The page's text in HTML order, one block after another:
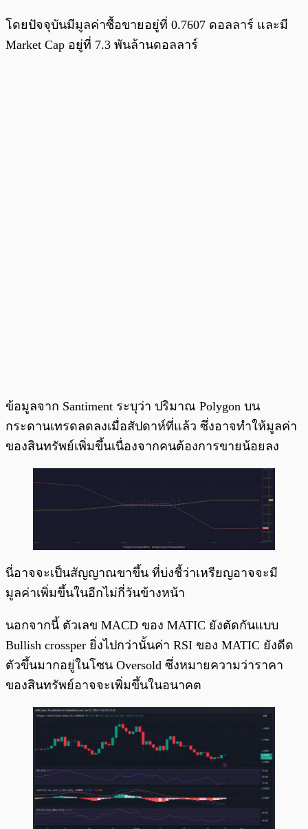
โดยปัจจุบันมีมูลค่าซื้อขายอยู่ที่ 0.7607 ดอลลาร์ และมี
Market Cap อยู่ที่ 7.3 พันล้านดอลลาร์
ข้อมูลจาก Santiment ระบุว่า ปริมาณ Polygon บน
กระดานเทรดลดลงเมื่อสัปดาห์ที่แล้ว ซึ่งอาจทำให้มูลค่า
ของสินทรัพย์เพิ่มขึ้นเนื่องจากคนต้องการขายน้อยลง
นี่อาจจะเป็นสัญญาณขาขึ้น ที่บ่งชี้ว่าเหรียญอาจจะมี
มูลค่าเพิ่มขึ้นในอีกไม่กี่วันข้างหน้า
นอกจากนี้ ตัวเลข MACD ของ MATIC ยังตัดกันแบบ
Bullish crossper ยิ่งไปกว่านั้นค่า RSI ของ MATIC ยังดีด
ตัวขึ้นมากอยู่ในโซน Oversold ซึ่งหมายความว่าราคา
ของสินทรัพย์อาจจะเพิ่มขึ้นในอนาคต